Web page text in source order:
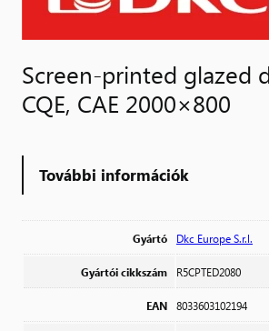
Screen-printed glazed
CQE, CAE 2000×800
További információk
Gyártó Dkc Europe S.r.l.
Gyártói cikkszám R5CPTED2080
EAN 8033603102194